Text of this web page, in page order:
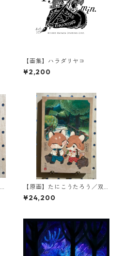
【画集】ハラダリヤコ
¥2,200
【原画】たにこうたろう／双
狐漫歩旅-お団子-
¥24,200